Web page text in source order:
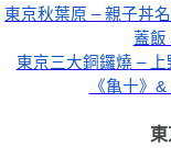
東京秋葉原 – 親子丼
蓋飯
東京三大銅鑼燒 –
《亀十》